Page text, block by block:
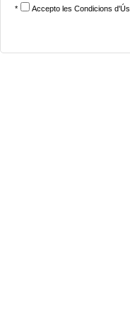
* Accepto les Condicions d'Ús